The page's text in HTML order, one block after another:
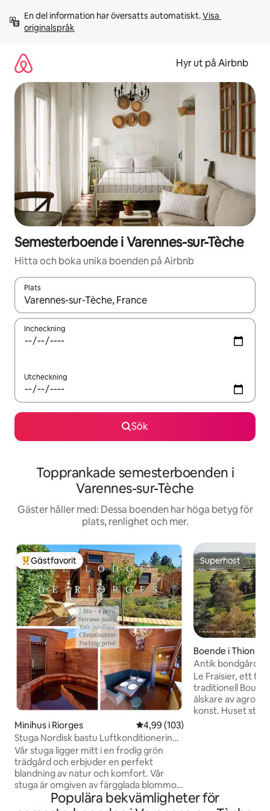
innehåll
En del information har översatts automatiskt. Visa
originalspråk
Hyr ut på Airbnb
Semesterboende i Varennes-sur-Tèche
Hitta och boka unika boenden på Airbnb
Plats
När resultaten är tillgängliga kan du navigera med upp- och
Incheckning
Utcheckning
Sök
Topprankade semesterboenden i
Varennes-sur-Tèche
Gäster håller med: Dessa boenden har höga betyg för
plats, renlighet och mer.
Populär gästfavorit
Gästfavorit
Minihus i Riorges 4,99 av 5 i genomsnittligt
4,99 (103)
Stuga Nordisk bastu Luftkonditionering
Privat parkering
Vår stuga ligger mitt i en frodig grön
trädgård och erbjuder en perfekt
blandning av natur och komfort. Vår
stuga är omgiven av färgglada blommor,
en växthäck och ett trästaket och
erbjuder den perfekta tillflyktsorten för
Superhost
Superhost
Boende i Thionne
Antik bondgård
Sculpture Parc
Le Fraisier, ett
traditionell
älskare av agro-
konst. Huset står mitt emot ett
mest autentiska
stadslivet. För de yngre gästerna ligger
Populära bekvämligheter för